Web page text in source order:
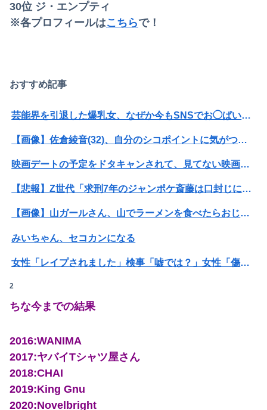
Powered by livedoor 相互RSS
30位 ジ・エンプティ
※各プロフィールはこちらで！
おすすめ記事
芸能界を引退した爆乳女、なぜか今もSNSでお◯ぱい画像を投稿！
【画像】佐倉綾音(32)、自分のシコポイントに気がつくwwwwwww
映画デートの予定をドタキャンされて、見てない映画のチケ代を奢らされて、これはダメだと思って別れたよ
【悲報】Z世代「求刑7年のジャンポケ斎藤は口封じに被害者殺した方が量刑軽かっただろ」←1万いいね
【画像】山ガールさん、山でラーメンを食べたらおじさんに怒られるｗｗｗ
みいちゃん、セコカンになる
女性「レイプされました」検事「嘘では？」女性「傷ついたので訴えます」
ぐらんぶる原作最新話、ヤバすぎる
2
ちな今までの結果
2016:WANIMA
2017:ヤバイTシャツ屋さん
2018:CHAI
2019:King Gnu
2020:Novelbright